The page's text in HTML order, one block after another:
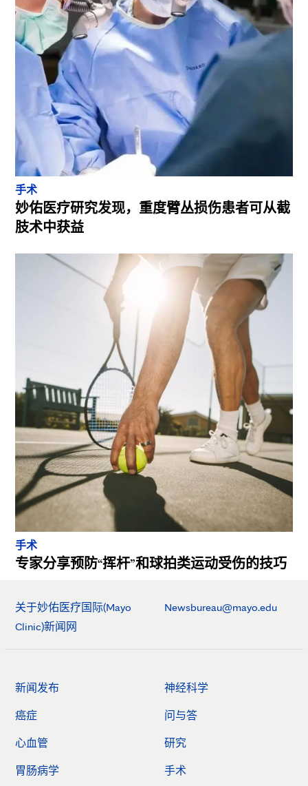
手术
妙佑医疗研究发现，重度臂丛损伤患者可从截
肢术中获益
手术
专家分享预防“挥杆”和球拍类运动受伤的技巧
关于妙佑医疗国际(Mayo
Clinic)新闻网
Newsbureau@mayo.edu
新闻发布
癌症
心血管
胃肠病学
神经科学
问与答
研究
手术